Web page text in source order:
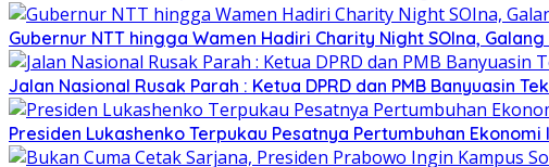
Gubernur NTT hingga Wamen Hadiri Charity Night SOIna,
Jalan Nasional Rusak Parah : Ketua DPRD dan PMB Banyuasin
Presiden Lukashenko Terpukau Pesatnya Pertumbuhan Ekonomi